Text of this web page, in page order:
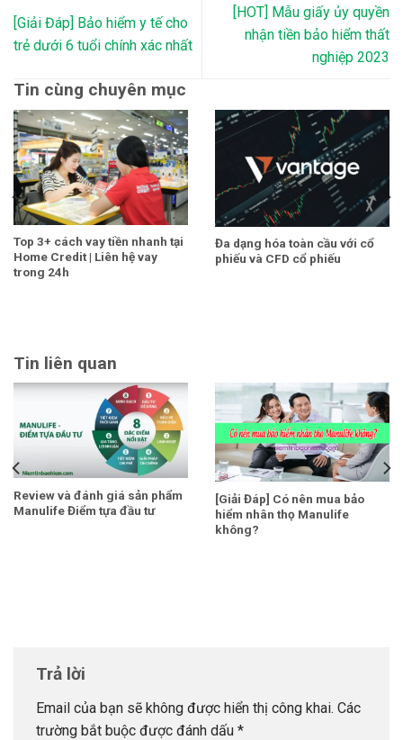
[Giải Đáp] Bảo hiểm y tế cho
trẻ dưới 6 tuổi chính xác nhất
[HOT] Mẫu giấy ủy quyền
nhận tiền bảo hiểm thất
nghiệp 2023
Tin cùng chuyên mục
Top 3+ cách vay tiền nhanh tại
Home Credit | Liên hệ vay
trong 24h
Đa dạng hóa toàn cầu với cổ
phiếu và CFD cổ phiếu
Tin liên quan
Review và đánh giá sản phẩm
Manulife Điểm tựa đầu tư
[Giải Đáp] Có nên mua bảo
hiểm nhân thọ Manulife
không?
Trả lời
Email của bạn sẽ không được hiển thị công khai. Các
trường bắt buộc được đánh dấu *